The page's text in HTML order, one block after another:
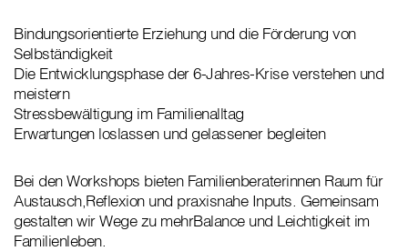
Bindungsorientierte Erziehung und die Förderung von
Selbständigkeit
Die Entwicklungsphase der 6-Jahres-Krise verstehen und
meistern
Stressbewältigung im Familienalltag
Erwartungen loslassen und gelassener begleiten
Bei den Workshops bieten Familienberaterinnen Raum für
Austausch,Reflexion und praxisnahe Inputs. Gemeinsam
gestalten wir Wege zu mehrBalance und Leichtigkeit im
Familienleben.